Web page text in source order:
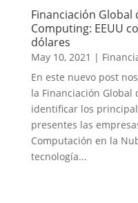
Financiación Global
Computing: EEUU
dólares
May 10, 2021 |
En este nuevo post
la Financiación Global
identificar los
presentes las
Computación en la
tecnología...